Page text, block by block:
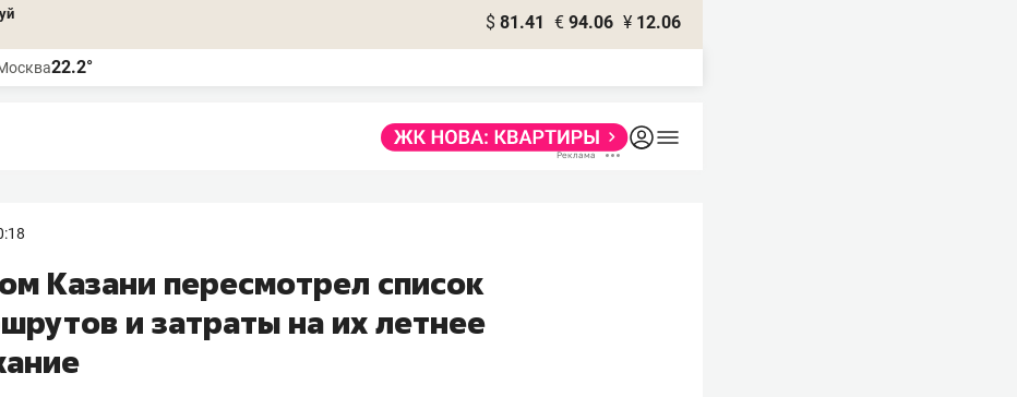
$ 81.41 € 94.06 ¥ 12.06
22.2°
Казани пересмотрел список
и затраты на их летнее